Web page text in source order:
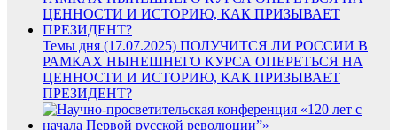
Темы дня (17.07.2025) ПОЛУЧИТСЯ ЛИ РОССИИ В
РАМКАХ НЫНЕШНЕГО КУРСА ОПЕРЕТЬСЯ НА
ЦЕННОСТИ И ИСТОРИЮ, КАК ПРИЗЫВАЕТ
ПРЕЗИДЕНТ?